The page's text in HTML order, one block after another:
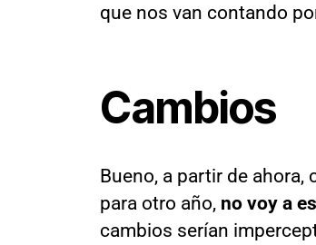
que nos van contando
Cambios
Bueno, a partir de
para otro año, no voy a
cambios serían